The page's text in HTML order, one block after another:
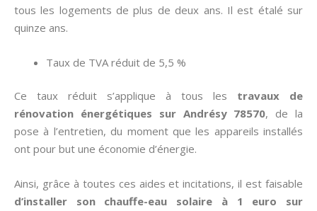
tous les logements de plus de deux ans. Il est étalé sur
quinze ans.
Taux de TVA réduit de 5,5 %
Ce taux réduit s’applique à tous les travaux de
rénovation énergétiques sur Andrésy 78570, de la
pose à l’entretien, du moment que les appareils installés
ont pour but une économie d’énergie.
Ainsi, grâce à toutes ces aides et incitations, il est faisable
d’installer son chauffe-eau solaire à 1 euro sur